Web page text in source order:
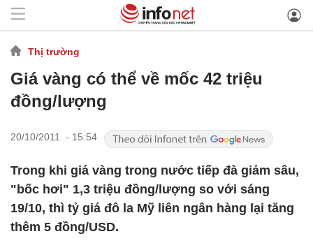
Thị trường
Giá vàng có thể về mốc 42 triệu
đồng/lượng
20/10/2011 - 15:54
Trong khi giá vàng trong nước tiếp đà giảm sâu,
"bốc hơi" 1,3 triệu đồng/lượng so với sáng
19/10, thì tỷ giá đô la Mỹ liên ngân hàng lại tăng
thêm 5 đồng/USD.